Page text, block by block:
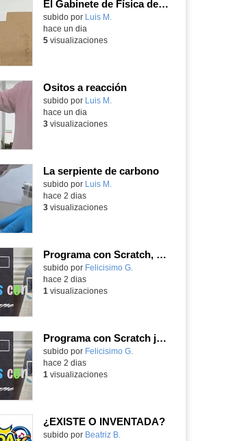
El Gabinete de Física del IES Enrique Tierno Galván de Parla (Curso 25-26)
Contenido educativo.
subido por Luis M.
hace un dia
5visualizaciones
Ositos a reacción
Contenido educativo.
subido por Luis M.
hace un dia
3visualizaciones
La serpiente de carbono
Contenido educativo.
subido por Luis M.
hace 2 dias
3visualizaciones
Programa con Scratch, 8 diferentes juegos para vivir la emoción de los partidos de España en el mundial 2026
Contenido educativo.
subido por Felicisimo G.
hace 2 dias
1 visualizaciones
Programa con Scratch juegos con los partidos del mundial 2026 ganados por España
Contenido educativo.
subido por Felicisimo G.
hace 2 dias
1 visualizaciones
¿EXISTE O INVENTADA?
Contenido educativo.
subido por Beatriz B.